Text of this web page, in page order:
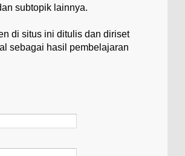
UFO Benar-benar Ada?
istimewa Sebagian orang percaya UFO
benar-benar tidak ada. Manakah yang
dengan Steve Vai, sebenarnya siapa
yang murid? Teman saya bilan...
subtopik lainnya.
di situs ini ditulis dan diriset
sebagai hasil pembelajaran